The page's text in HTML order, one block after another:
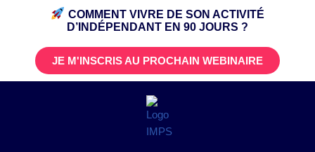
COMMENT VIVRE DE SON ACTIVITÉ
D’INDÉPENDANT EN 90 JOURS ?
JE M'INSCRIS AU PROCHAIN WEBINAIRE